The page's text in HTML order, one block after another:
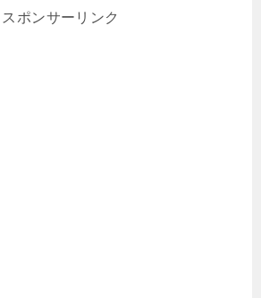
スポンサーリンク